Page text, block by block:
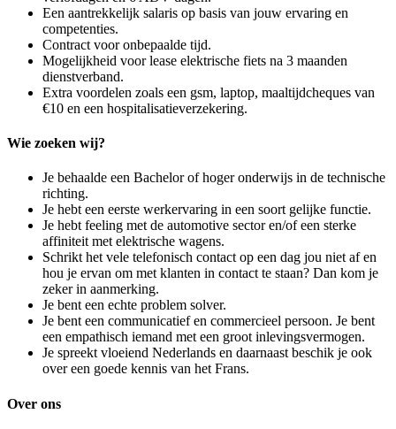
Een aantrekkelijk salaris op basis van jouw ervaring en
competenties.
Contract voor onbepaalde tijd.
Mogelijkheid voor lease elektrische fiets na 3 maanden
dienstverband.
Extra voordelen zoals een gsm, laptop, maaltijdcheques van
€10 en een hospitalisatieverzekering.
Wie zoeken wij?
Je behaalde een Bachelor of hoger onderwijs in de technische
richting.
Je hebt een eerste werkervaring in een soort gelijke functie.
Je hebt feeling met de automotive sector en/of een sterke
affiniteit met elektrische wagens.
Schrikt het vele telefonisch contact op een dag jou niet af en
hou je ervan om met klanten in contact te staan? Dan kom je
zeker in aanmerking.
Je bent een echte problem solver.
Je bent een communicatief en commercieel persoon. Je bent
een empathisch iemand met een groot inlevingsvermogen.
Je spreekt vloeiend Nederlands en daarnaast beschik je ook
over een goede kennis van het Frans.
Over ons